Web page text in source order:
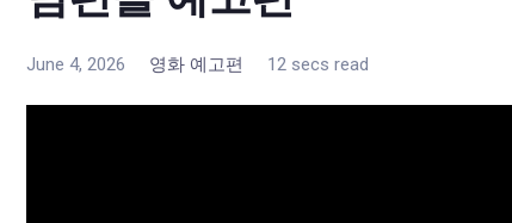
June 4, 2026 영화 예고편 12 secs read